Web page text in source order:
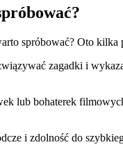
spróbować? Oto kilka
zagadki i
lub bohaterek
i zdolność do